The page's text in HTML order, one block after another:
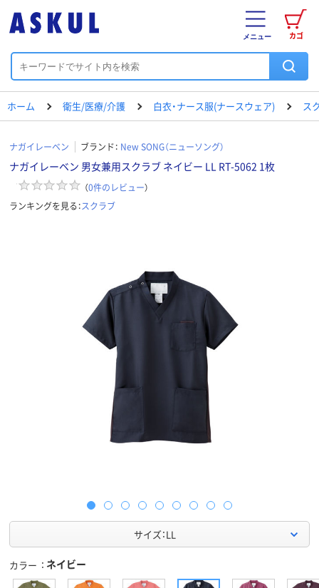
カゴ
メニュー
ホーム 衛生/医療/介護 白衣・ナース服(ナースウェア) ス
ナガイレーベン ブランド： New SONG（ニューソング）
ナガイレーベン 男女兼用スクラブ ネイビー LL RT-5062 1枚
（0件のレビュー）
ランキングを見る：スクラブ
サイズ：LL
カラー ネイビー